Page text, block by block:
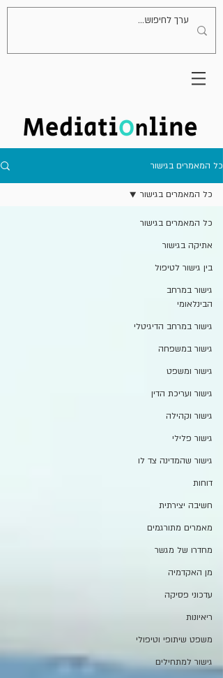
כל המאמרים בגישור
כל המאמרים בגישור
אתיקה בגישור
בין גישור לטיפול
גישור במרחב
הבינלאומי
גישור במרחב הדיגיטלי
גישור במשפחה
גישור ומשפט
גישור ועריכת הדין
גישור וקהילה
גישור פלילי
גישור שהמדינה צד לו
דוחות
חשיבה יצירתית
מאמרים מתורגמים
מחדרו של מגשר
מן האקדמיה
עדכוני פסיקה
ריאיונות
משפט שיתופי וטיפולי
גישור למתחילים
כל המאמרים בגישור